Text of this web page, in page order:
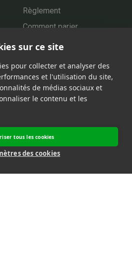
Règlement
Comment parier
partenaires
de paiement
sur ce site
pour collecter et analyser des
et l'utilisation du site,
de médias sociaux et
le contenu et les
tous les cookies
des cookies